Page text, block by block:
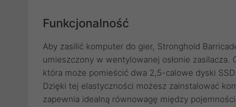
Funkcjonalność
Aby zasilić komputer do gier, Stronghold
umieszczony w wentylowanej osłonie
która może pomieścić dwa 2,5-calowe dyski
Dzięki tej elastyczności możesz zainstalować
zapewnia idealną równowagę między